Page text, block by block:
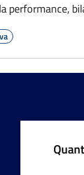
performance,